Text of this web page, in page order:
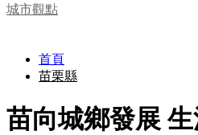
城市觀點
首頁
苗栗縣
苗向城鄉發展